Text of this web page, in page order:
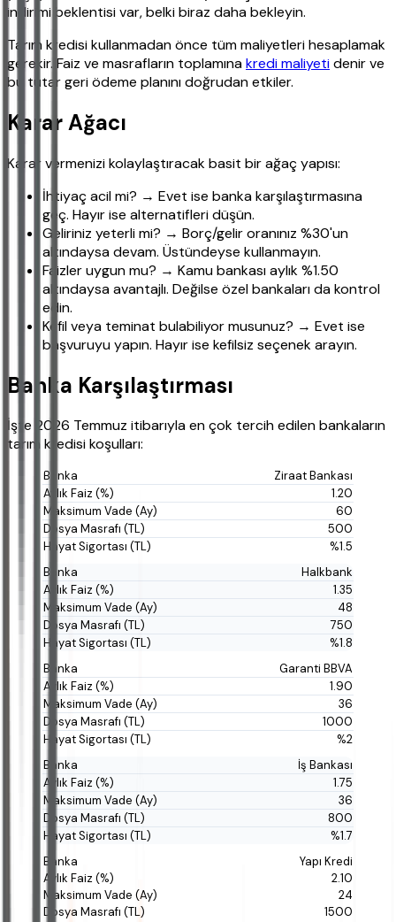
indirimi beklentisi var, belki biraz daha bekleyin.
Tarım kredisi kullanmadan önce tüm maliyetleri hesaplamak
gerekir. Faiz ve masrafların toplamınakredi maliyetidenir ve
bu tutar geri ödeme planını doğrudan etkiler.
Karar Ağacı
Karar vermenizi kolaylaştıracak basit bir ağaç yapısı:
İhtiyaç acil mi? → Evet ise banka karşılaştırmasına
geç. Hayır ise alternatifleri düşün.
Geliriniz yeterli mi? → Borç/gelir oranınız %30'un
altındaysa devam. Üstündeyse kullanmayın.
Faizler uygun mu? → Kamu bankası aylık %1.50
altındaysa avantajlı. Değilse özel bankaları da kontrol
edin.
Kefil veya teminat bulabiliyor musunuz? → Evet ise
başvuruyu yapın. Hayır ise kefilsiz seçenek arayın.
Banka Karşılaştırması
İşte 2026 Temmuz itibarıyla en çok tercih edilen bankaların
tarım kredisi koşulları:
Ziraat Bankası
1.20
60
500
%1.5
Halkbank
1.35
48
750
%1.8
Garanti BBVA
1.90
36
1000
%2
İş Bankası
1.75
36
800
%1.7
Yapı Kredi
2.10
24
1500